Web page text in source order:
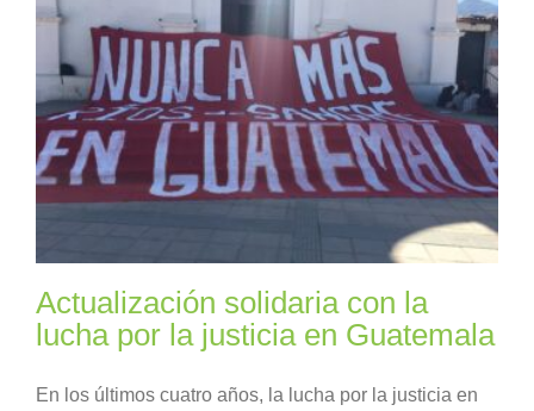
Actualización solidaria con la
lucha por la justicia en Guatemala
En los últimos cuatro años, la lucha por la justicia en